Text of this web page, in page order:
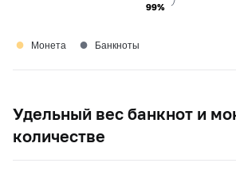
Удельный вес банкнот и
количестве
99%
99%
● Монета ● Банкноты